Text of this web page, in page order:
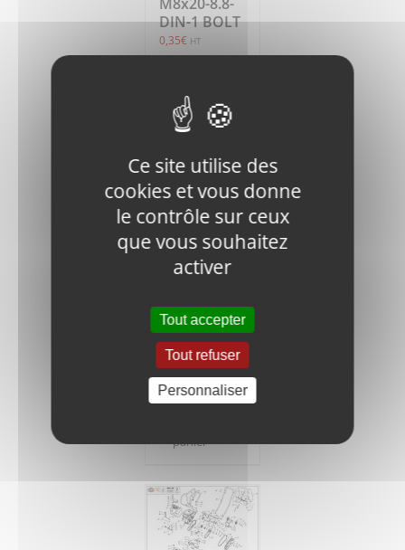
DIN-1 BOLT
0,35€ HT
Ajouter
au
Détails
M10-DIN-1
LOCK NUT
0,40€ HT
Ajouter
panier
Détails
Ce site utilise des
cookies et vous donne
le contrôle sur ceux
que vous souhaitez
activer
Tout accepter
Tout refuser
Personnaliser